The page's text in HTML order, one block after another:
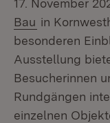
17. November
Bau (Öffnet in
in
besonderen
Ausstellung
Besucherinnen
Rundgängen
einzelnen